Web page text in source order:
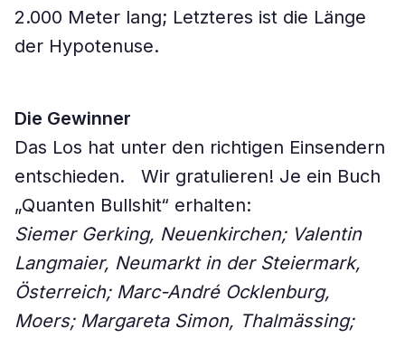
2.000 Meter lang; Letzteres ist die Länge
der Hypotenuse.
Die Gewinner
Das Los hat unter den richtigen Einsendern
entschieden. Wir gratulieren! Je ein Buch
„Quanten Bullshit“ erhalten:
Siemer Gerking, Neuenkirchen; Valentin
Langmaier, Neumarkt in der ­Steiermark,
Österreich; Marc-André Ocklenburg,
Moers; Margareta Simon, ­Thalmässing;